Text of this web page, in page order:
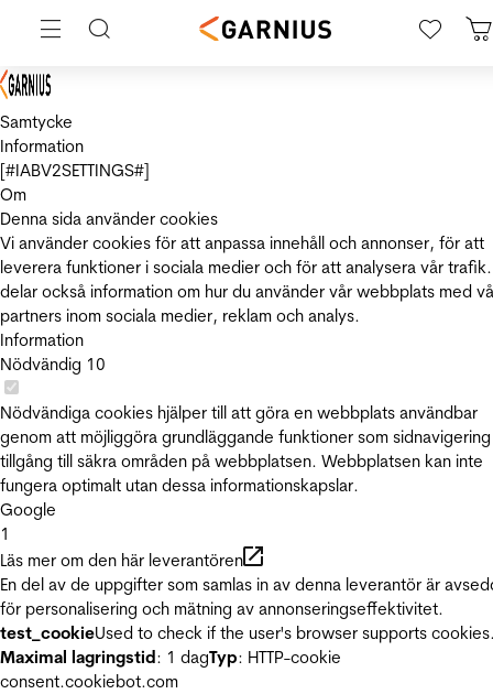
Samtycke
Information
[#IABV2SETTINGS#]
Om
Denna sida använder cookies
Vi använder cookies för att anpassa innehåll och annonser, för att
leverera funktioner i sociala medier och för att analysera vår
delar också information om hur du använder vår webbplats med
partners inom sociala medier, reklam och analys.
Information
Nödvändig 10
Nödvändiga cookies hjälper till att göra en webbplats användbar
genom att möjliggöra grundläggande funktioner som
tillgång till säkra områden på webbplatsen. Webbplatsen kan inte
fungera optimalt utan dessa informationskapslar.
Google
1
Läs mer om den här leverantören
En del av de uppgifter som samlas in av denna leverantör är
för personalisering och mätning av annonseringseffektivitet.
test_cookieUsed to check if the user's browser supports
Maximal lagringstid: 1 dagTyp: HTTP-cookie
consent.cookiebot.com